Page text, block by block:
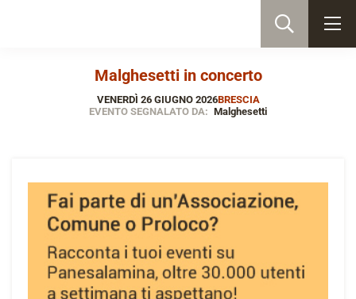
Malghesetti in concerto
VENERDÌ 26 GIUGNO 2026BRESCIA
EVENTO SEGNALATO DA: Malghesetti